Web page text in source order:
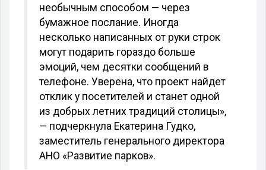
необычным способом — через
бумажное послание. Иногда
несколько написанных от руки строк
могут подарить гораздо больше
эмоций, чем десятки сообщений в
телефоне. Уверена, что проект найдет
отклик у посетителей и станет одной
из добрых летних традиций столицы»,
— подчеркнула Екатерина Гудко,
заместитель генерального директора
АНО «Развитие парков».